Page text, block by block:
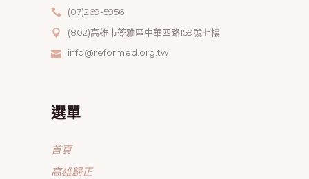
(07)269-5956
(802)高雄市苓雅區中華四路159號七樓
info@reformed.org.tw
選單
首頁
高雄歸正